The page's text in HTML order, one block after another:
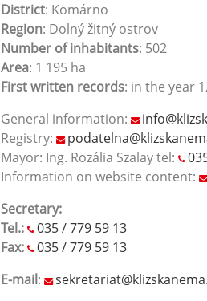
District: Komárno
Region: Dolný žitný ostrov
Number of inhabitants: 502
Area: 1 195 ha
First written records: in the year
General information:
Registry:
Mayor: Ing. Rozália Szalay tel:
Information on website content:
Secretary:
Tel.:
035 / 779 59 13
Fax:
035 / 779 59 13
E-mail: